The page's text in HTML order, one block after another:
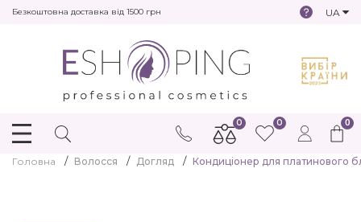
Безкоштовна доставка від 1500 грн UA
0
0 0
Головна Волосся Догляд Кондиціонер для платинового